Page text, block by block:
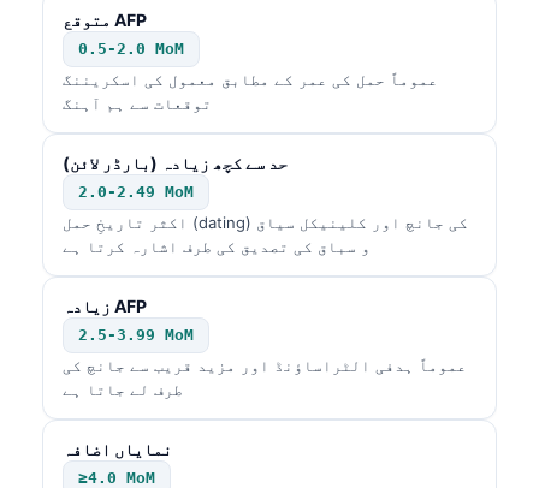
متوقع AFP
0.5-2.0 MoM
عموماً حمل کی عمر کے مطابق معمول کی اسکریننگ
توقعات سے ہم آہنگ
حد سے کچھ زیادہ (بارڈر لائن)
2.0-2.49 MoM
اکثر تاریخِ حمل (dating) کی جانچ اور کلینیکل سیاق
و سباق کی تصدیق کی طرف اشارہ کرتا ہے
زیادہ AFP
2.5-3.99 MoM
عموماً ہدفی الٹراساؤنڈ اور مزید قریب سے جانچ کی
طرف لے جاتا ہے
نمایاں اضافہ
≥4.0 MoM
हिन्दी
Հայերեն
Íslenska
Svenska
Bosanski
Azərbaycan dili
Eesti
日本語
Čeština
ქართული